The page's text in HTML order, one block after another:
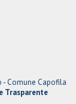
- Comune Capofila
Trasparente